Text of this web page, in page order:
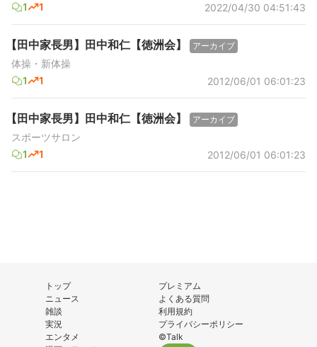
1
1 2022/04/30 04:51:43
【田中家長男】田中和仁【徳洲会】 アーカイブ
体操・新体操
1
1 2012/06/01 06:01:23
【田中家長男】田中和仁【徳洲会】 アーカイブ
スポーツサロン
1
1 2012/06/01 06:01:23
トップ
ニュース
雑談
実況
エンタメ
プレミアム
よくある質問
利用規約
プライバシーポリシー
©Talk